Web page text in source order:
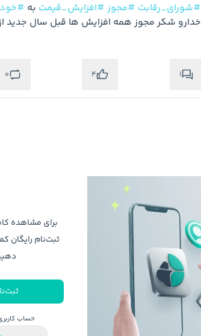
#شورای_رقابت #مجوز #افزایش_قیمت به
خدارو شکر مجوز همه افزایش ها قبل سال جدید
1
4
0
برای مشاهده
ثبت‌نام رایگان
حساب